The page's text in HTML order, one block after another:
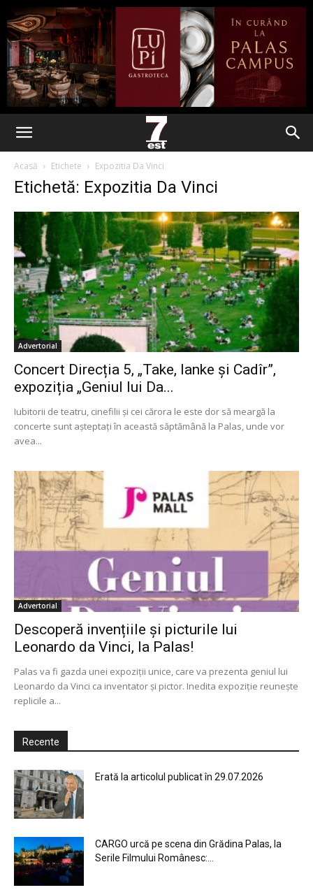
Acasă Etichete Expozitia Da Vinci
Etichetă: Expozitia Da Vinci
Advertorial
Concert Direcția 5, „Take, Ianke și Cadîr”,
expoziția „Geniul lui Da...
Iubitorii de teatru, cinefilii și cei cărora le este dor să meargă la
concerte sunt așteptați în această săptămână la Palas, unde vor
avea...
Advertorial
Descoperă invențiile și picturile lui
Leonardo da Vinci, la Palas!
Palas va fi gazda unei expoziții unice, care va prezenta geniul lui
Leonardo da Vinci ca inventator și pictor. Inedita expoziție reunește
replicile a...
Recente
Erată la articolul publicat în 29.07.2026
CARGO urcă pe scena din Grădina Palas, la
Serile Filmului Românesc:...